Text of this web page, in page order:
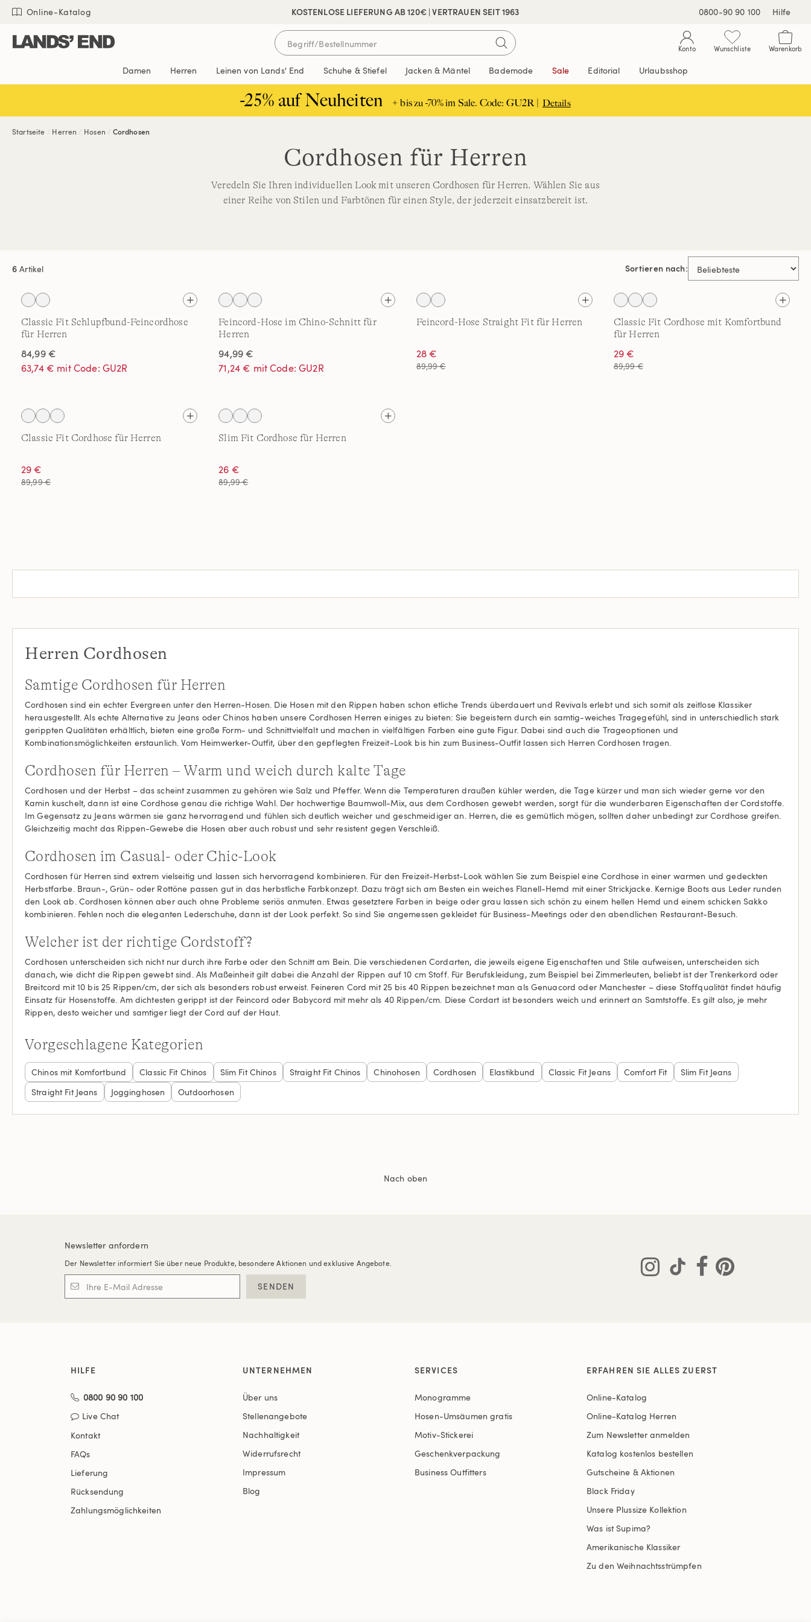
Direkt
Inhalt
Direkt
Navigation
Direkt
Suche
KOSTENLOSE LIEFERUNG AB 120€ | VERTRAUEN SEIT 1963
🔒 SICHER BEZAHLEN
Online-Katalog 0800-90 90 100 Hilfe
Konto Wunschliste Warenkorb
Damen Herren Leinen von Lands' End Schuhe & Stiefel Jacken & Mäntel Bademode Sale Editorial Urlaubsshop
-25% auf Neuheiten + bis zu -70% im Sale. Code: GU2R | Details
Startseite Herren Hosen Cordhosen
Cordhosen für Herren
Veredeln Sie Ihren individuellen Look mit unseren Cordhosen für Herren. Wählen Sie aus
einer Reihe von Stilen und Farbtönen für einen Style, der jederzeit einsatzbereit ist.
6 Artikel Sortieren nach:
Classic Fit Schlupfbund-Feincordhose
für Herren
84,99 €
63,74 € mit Code: GU2R
Feincord-Hose im Chino-Schnitt für
Herren
94,99 €
71,24 € mit Code: GU2R
Feincord-Hose Straight Fit für Herren
28 €
89,99 €
Classic Fit Cordhose mit Komfortbund
für Herren
29 €
89,99 €
Classic Fit Cordhose für Herren
29 €
89,99 €
Slim Fit Cordhose für Herren
26 €
89,99 €
Herren Cordhosen
Samtige Cordhosen für Herren
Cordhosen sind ein echter Evergreen unter den Herren-Hosen. Die Hosen mit den Rippen haben schon etliche Trends überdauert und Revivals erlebt und sich somit als zeitlose Klassiker
herausgestellt. Als echte Alternative zu Jeans oder Chinos haben unsere Cordhosen Herren einiges zu bieten: Sie begeistern durch ein samtig-weiches Tragegefühl, sind in unterschiedlich stark
gerippten Qualitäten erhältlich, bieten eine große Form- und Schnittvielfalt und machen in vielfältigen Farben eine gute Figur. Dabei sind auch die Trageoptionen und
Kombinationsmöglichkeiten erstaunlich. Vom Heimwerker-Outfit, über den gepflegten Freizeit-Look bis hin zum Business-Outfit lassen sich Herren Cordhosen tragen.
Cordhosen für Herren – Warm und weich durch kalte Tage
Cordhosen und der Herbst – das scheint zusammen zu gehören wie Salz und Pfeffer. Wenn die Temperaturen draußen kühler werden, die Tage kürzer und man sich wieder gerne vor den
Kamin kuschelt, dann ist eine Cordhose genau die richtige Wahl. Der hochwertige Baumwoll-Mix, aus dem Cordhosen gewebt werden, sorgt für die wunderbaren Eigenschaften der Cordstoffe.
Im Gegensatz zu Jeans wärmen sie ganz hervorragend und fühlen sich deutlich weicher und geschmeidiger an. Herren, die es gemütlich mögen, sollten daher unbedingt zur Cordhose greifen.
Gleichzeitig macht das Rippen-Gewebe die Hosen aber auch robust und sehr resistent gegen Verschleiß.
Cordhosen im Casual- oder Chic-Look
Cordhosen für Herren sind extrem vielseitig und lassen sich hervorragend kombinieren. Für den Freizeit-Herbst-Look wählen Sie zum Beispiel eine Cordhose in einer warmen und gedeckten
Herbstfarbe. Braun-, Grün- oder Rottöne passen gut in das herbstliche Farbkonzept. Dazu trägt sich am Besten ein weiches Flanell-Hemd mit einer Strickjacke. Kernige Boots aus Leder runden
den Look ab. Cordhosen können aber auch ohne Probleme seriös anmuten. Etwas gesetztere Farben in beige oder grau lassen sich schön zu einem hellen Hemd und einem schicken Sakko
kombinieren. Fehlen noch die eleganten Lederschuhe, dann ist der Look perfekt. So sind Sie angemessen gekleidet für Business-Meetings oder den abendlichen Restaurant-Besuch.
Welcher ist der richtige Cordstoff?
Cordhosen unterscheiden sich nicht nur durch ihre Farbe oder den Schnitt am Bein. Die verschiedenen Cordarten, die jeweils eigene Eigenschaften und Stile aufweisen, unterscheiden sich
danach, wie dicht die Rippen gewebt sind. Als Maßeinheit gilt dabei die Anzahl der Rippen auf 10 cm Stoff. Für Berufskleidung, zum Beispiel bei Zimmerleuten, beliebt ist der Trenkerkord oder
Breitcord mit 10 bis 25 Rippen/cm, der sich als besonders robust erweist. Feineren Cord mit 25 bis 40 Rippen bezeichnet man als Genuacord oder Manchester – diese Stoffqualität findet häufig
Einsatz für Hosenstoffe. Am dichtesten gerippt ist der Feincord oder Babycord mit mehr als 40 Rippen/cm. Diese Cordart ist besonders weich und erinnert an Samtstoffe. Es gilt also, je mehr
Rippen, desto weicher und samtiger liegt der Cord auf der Haut.
Vorgeschlagene Kategorien
Chinos mit Komfortbund Classic Fit Chinos Slim Fit Chinos Straight Fit Chinos Chinohosen Cordhosen Elastikbund Classic Fit Jeans Comfort Fit
Slim Fit Jeans
Straight Fit Jeans
Jogginghosen Outdoorhosen
Nach oben
Newsletter anfordern
Der Newsletter informiert Sie über neue Produkte, besondere Aktionen und exklusive Angebote.
SENDEN
HILFE
0800 90 90 100
Live Chat
Kontakt
FAQs
Lieferung
Rücksendung
Zahlungsmöglichkeiten
UNTERNEHMEN
Über uns
Stellenangebote
Nachhaltigkeit
Widerrufsrecht
Impressum
Blog
SERVICES
Monogramme
Hosen-Umsäumen gratis
Motiv-Stickerei
Geschenkverpackung
Business Outfitters
ERFAHREN SIE ALLES ZUERST
Online-Katalog
Online-Katalog Herren
Zum Newsletter anmelden
Katalog kostenlos bestellen
Gutscheine & Aktionen
Black Friday
Unsere Plussize Kollektion
Was ist Supima?
Amerikanische Klassiker
Zu den Weihnachtsstrümpfen